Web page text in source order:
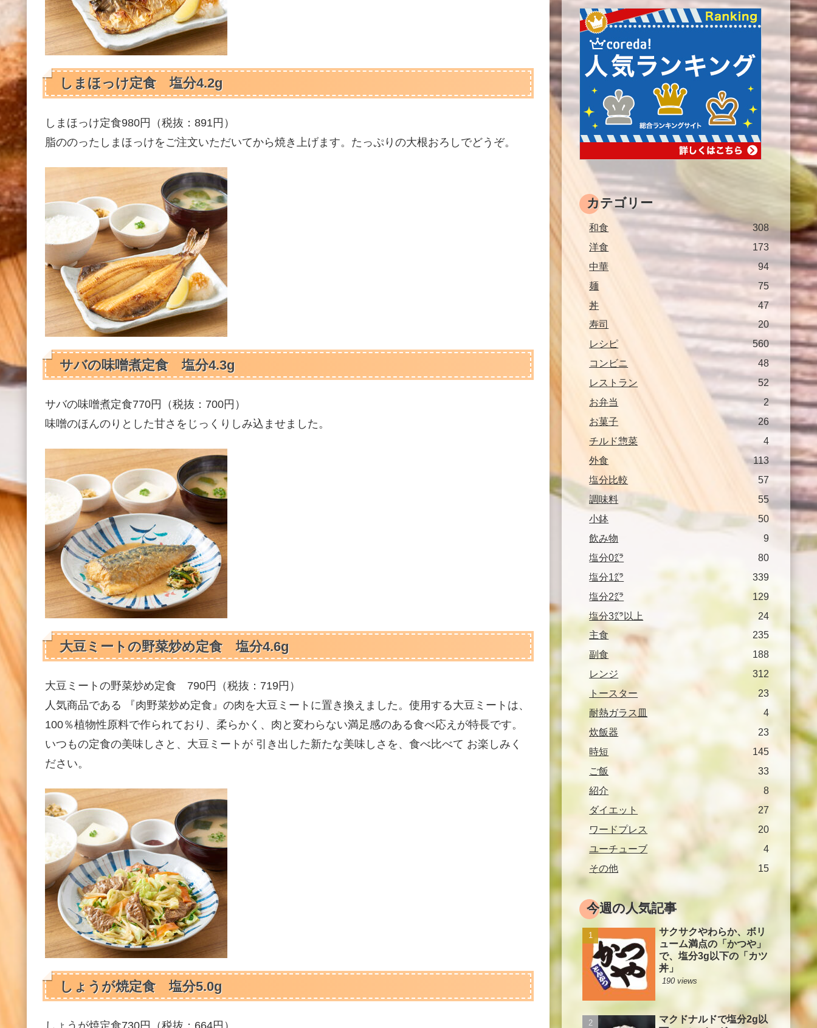
しまほっけ定食 塩分4.2g
しまほっけ定食980円（税抜：891円）
脂ののったしまほっけをご注文いただいてから焼き上げます。たっぷりの大根おろしでどうぞ。
サバの味噌煮定食 塩分4.3g
サバの味噌煮定食770円（税抜：700円）
味噌のほんのりとした甘さをじっくりしみ込ませました。
大豆ミートの野菜炒め定食 塩分4.6g
大豆ミートの野菜炒め定食 790円（税抜：719円）
人気商品である 『肉野菜炒め定食』の肉を大豆ミートに置き換えました。使用する大豆ミートは、
100％植物性原料で作られており、柔らかく、肉と変わらない満足感のある食べ応えが特長です。
いつもの定食の美味しさと、大豆ミートが 引き出した新たな美味しさを、食べ比べて お楽しみく
ださい。
しょうが焼定食 塩分5.0g
しょうが焼定食730円（税抜：664円）
カテゴリー
和食
308
洋食
173
中華
94
麺
75
丼
47
寿司
20
レシピ
560
コンビニ
48
レストラン
52
お弁当
2
お菓子
26
チルド惣菜
4
外食
113
塩分比較
57
調味料
55
小鉢
50
飲み物
9
塩分0㌘
80
塩分1㌘
339
塩分2㌘
129
塩分3㌘以上
24
主食
235
副食
188
レンジ
312
トースター
23
耐熱ガラス皿
4
炊飯器
23
時短
145
ご飯
33
紹介
8
ダイエット
27
ワードプレス
20
ユーチューブ
4
その他
15
今週の人気記事
サクサクやわらか、ボリ
ューム満点の「かつや」
で、塩分3g以下の「カツ
丼」
190 views
マクドナルドで塩分2g以